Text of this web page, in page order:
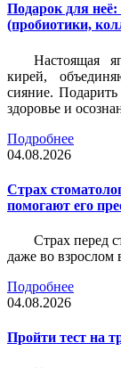
Подарок для неё:
(пробиотики,
Настоящая
кирей,
сияние. Подарить
здоровье и
Подробнее
04.08.2026
Страх
помогают его
Страх перед
даже во взрослом
Подробнее
04.08.2026
Пройти тест на